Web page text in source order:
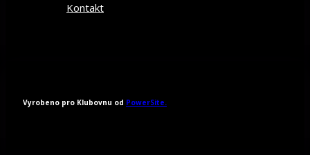
Kontakt
Vyrobeno pro Klubovnu od PowerSite.